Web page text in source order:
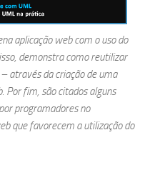
aplicação web com o uso do
demonstra como reutilizar
através da criação de uma
Por fim, são citados alguns
programadores no
que favorecem a utilização do